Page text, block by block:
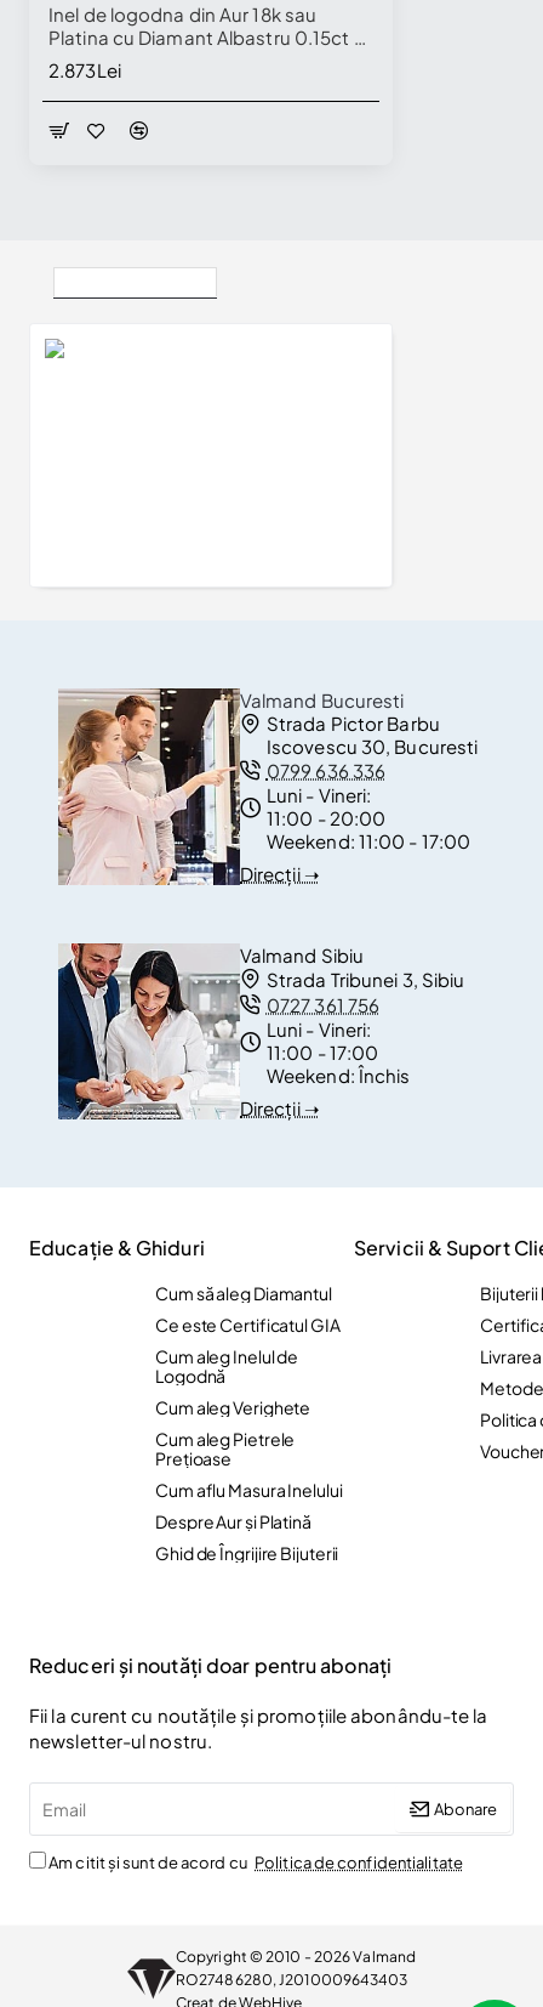
Inel de logodna din Aur 18k sau
Platina cu Diamant Albastru 0.15ct -
0.25ct - model i001
2.873Lei
Valmand Bucuresti
Strada Pictor Barbu
Iscovescu 30, Bucuresti
0799 636 336
Luni - Vineri:
11:00 - 20:00
Weekend: 11:00 - 17:00
Direcții ➝
Valmand Sibiu
Strada Tribunei 3, Sibiu
0727 361 756
Luni - Vineri:
11:00 - 17:00
Weekend:Închis
Direcții ➝
Educație & Ghiduri
Cum să aleg Diamantul
Ce este Certificatul GIA
Cum aleg Inelul de
Logodnă
Cum aleg Verighete
Cum aleg Pietrele
Preţioase
Cum aflu Masura Inelului
Despre Aur și Platină
Ghid de Îngrijire Bijuterii
Servicii & Suport
Bijuterii
Politica
Reduceri și noutăți doar pentru abonați
Fii la curent cu noutățile și promoțiile abonându-te la
newsletter-ul nostru.
Abonare
Am citit și sunt de acord cu Politica de confidentialitate
Copyright © 2010 - 2026 Valmand
RO27486280, J2010009643403
Creat deWebHive